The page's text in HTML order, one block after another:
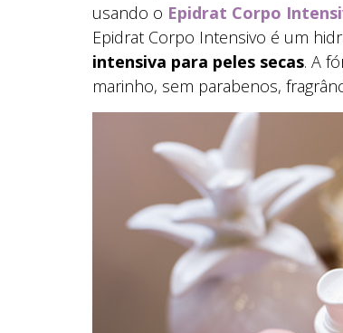
usando o Epidrat Corpo
Epidrat Corpo Intensivo é um
intensiva para peles secas. A
marinho, sem parabenos,